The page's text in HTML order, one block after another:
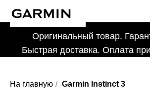
Оригинальный товар. Гарантия 1 год.
Быстрая доставка. Оплата при получении.
На главную / Garmin Instinct 3